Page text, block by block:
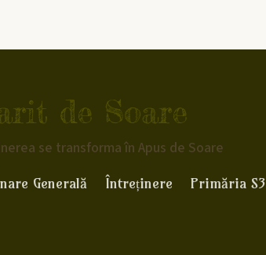
de Soare
se transforma în Apus de Soare
Generală Întreținere Primăria S3